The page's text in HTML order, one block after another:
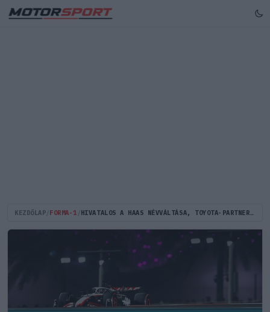
KEZDŐLAP FORMA-1 HIVATALOS A HAAS NÉVVÁLTÁSA, TOYOTA-PARTNERSÉGGEL FOLYTATJÁK 2026-TÓL